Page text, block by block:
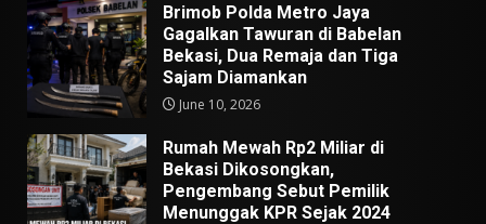
Brimob Polda Metro Jaya
Gagalkan Tawuran di Babelan
Bekasi, Dua Remaja dan Tiga
Sajam Diamankan
June 10, 2026
Rumah Mewah Rp2 Miliar di
Bekasi Dikosongkan,
Pengembang Sebut Pemilik
Menunggak KPR Sejak 2024